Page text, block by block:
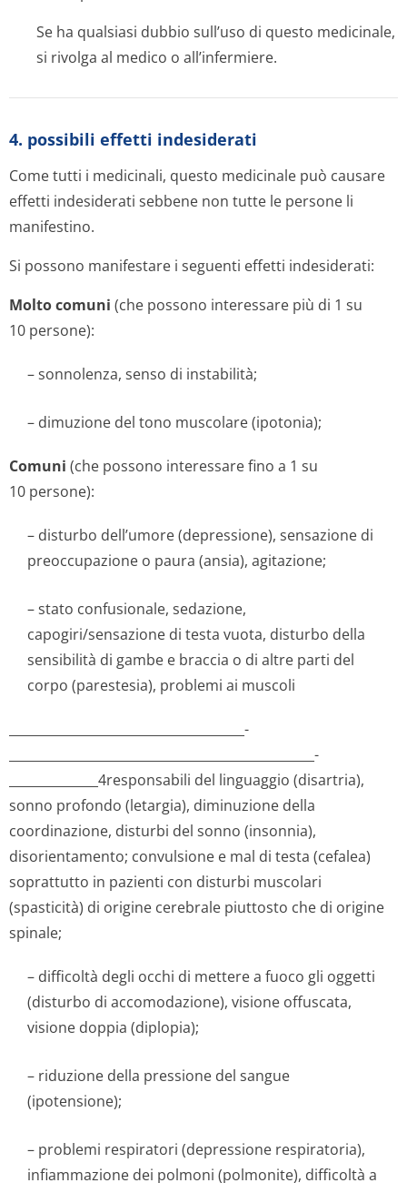
Se ha qualsiasi dubbio sull’uso di questo medicinale,
si rivolga al medico o all’infermiere.
4. possibili effetti indesiderati
Come tutti i medicinali, questo medicinale può causare
effetti indesiderati sebbene non tutte le persone li
manifestino.
Si possono manifestare i seguenti effetti indesiderati:
Molto comuni (che possono interessare più di 1 su
10 persone):
– sonnolenza, senso di instabilità;
– dimuzione del tono muscolare (ipotonia);
Comuni (che possono interessare fino a 1 su
10 persone):
– disturbo dell’umore (depressione), sensazione di
preoccupazione o paura (ansia), agitazione;
– stato confusionale, sedazione,
capogiri/sensazione di testa vuota, disturbo della
sensibilità di gambe e braccia o di altre parti del
corpo (parestesia), problemi ai muscoli
_____________­________________________­
________________________­________________________­
______________4res­ponsabili del linguaggio (disartria),
sonno profondo (letargia), diminuzione della
coordinazione, disturbi del sonno (insonnia),
disorientamento; convulsione e mal di testa (cefalea)
soprattutto in pazienti con disturbi muscolari
(spasticità) di origine cerebrale piuttosto che di origine
spinale;
– difficoltà degli occhi di mettere a fuoco gli oggetti
(disturbo di accomodazione), visione offuscata,
visione doppia (diplopia);
– riduzione della pressione del sangue
(ipotensione);
– problemi respiratori (depressione respiratoria),
infiammazione dei polmoni (polmonite), difficoltà a